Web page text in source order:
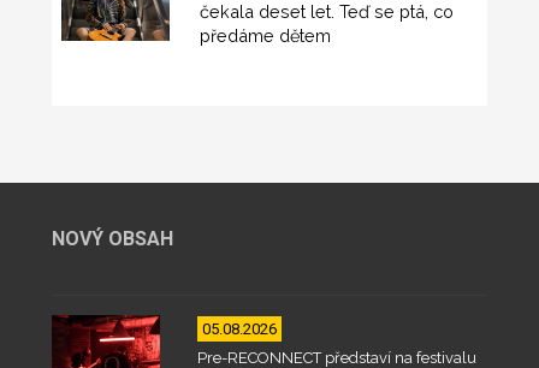
čekala deset let. Teď se ptá, co
předáme dětem
NOVÝ OBSAH
05.08.2026
Pre-RECONNECT představí na festivalu